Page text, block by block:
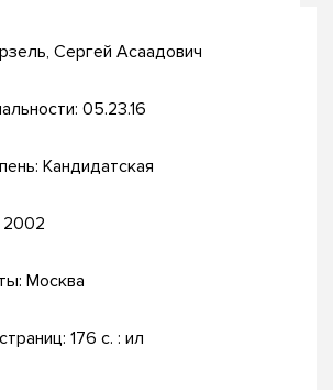
Сергей Асаадович
05.23.16
Кандидатская
2002
Москва
176 с. : ил